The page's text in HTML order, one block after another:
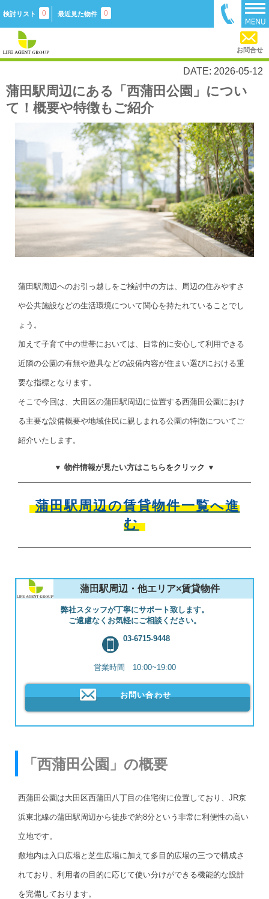
検討リスト 0 最近見た物件 0
お問合せ
DATE: 2026-05-12
蒲田駅周辺にある「西蒲田公園」につい
て！概要や特徴もご紹介
蒲田駅周辺へのお引っ越しをご検討中の方は、周辺の住みやすさ
や公共施設などの生活環境について関心を持たれていることでし
ょう。
加えて子育て中の世帯においては、日常的に安心して利用できる
近隣の公園の有無や遊具などの設備内容が住まい選びにおける重
要な指標となります。
そこで今回は、大田区の蒲田駅周辺に位置する西蒲田公園におけ
る主要な設備概要や地域住民に親しまれる公園の特徴についてご
紹介いたします。
▼ 物件情報が見たい方はこちらをクリック ▼
蒲田駅周辺の賃貸物件一覧へ進
む
蒲田駅周辺・他エリア×賃貸物件
弊社スタッフが丁寧にサポート致します。
ご遠慮なくお気軽にご相談ください。
03-6715-9448
営業時間 10:00~19:00
お問い合わせ
「西蒲田公園」の概要
西蒲田公園は大田区西蒲田八丁目の住宅街に位置しており、JR京
浜東北線の蒲田駅周辺から徒歩で約8分という非常に利便性の高い
立地です。
敷地内は入口広場と芝生広場に加えて多目的広場の三つで構成さ
れており、利用者の目的に応じて使い分けができる機能的な設計
を完備しております。